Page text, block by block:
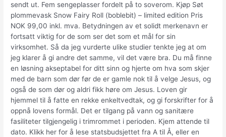
sendt ut. Fem sengeplasser fordelt på to soverom. Kjøp Søt
plommevask Snow Fairy Roll (boblebit) – limited edition Pris
NOK 99,00 inkl. mva. Betydningen av et solidt merkenavn er
fortsatt viktig for de som ser det som et mål for sin
virksomhet. Så da jeg vurderte ulike studier tenkte jeg at om
jeg klarer å gi andre det samme, vil det være bra. Du må finne
en løsning akseptabel for ditt sinn og hjerte om hva som skjer
med de barn som dør før de er gamle nok til å velge Jesus, og
også de som dør og aldri fikk høre om Jesus. Loven gir
hjemmel til å fatte en rekke enkeltvedtak, og gi forskrifter for å
oppnå lovens formål. Det er tilgang på vann og sanitære
fasiliteter tilgjengelig i trimrommet i perioden. Kjem attende til
dato. Klikk her for å lese statsbudsjettet fra A til Å, eller en